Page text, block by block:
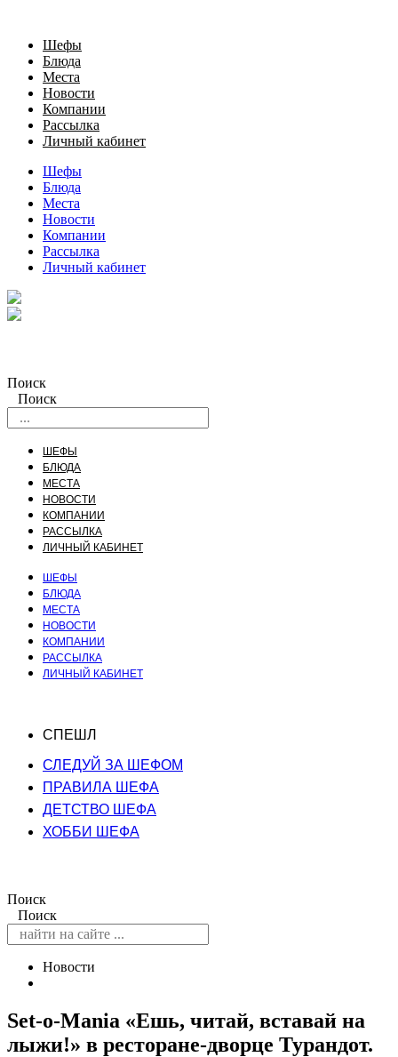
Шефы
Блюда
Места
Новости
Компании
Рассылка
Личный кабинет
Шефы
Блюда
Места
Новости
Компании
Рассылка
Личный кабинет
Поиск
Поиск
ШЕФЫ
БЛЮДА
МЕСТА
НОВОСТИ
КОМПАНИИ
РАССЫЛКА
ЛИЧНЫЙ КАБИНЕТ
ШЕФЫ
БЛЮДА
МЕСТА
НОВОСТИ
КОМПАНИИ
РАССЫЛКА
ЛИЧНЫЙ КАБИНЕТ
СПЕШЛ
СЛЕДУЙ ЗА ШЕФОМ
ПРАВИЛА ШЕФА
ДЕТСТВО ШЕФА
ХОББИ ШЕФА
Поиск
Поиск
Новости
Set-o-Mania «Ешь, читай, вставай на
лыжи!» в ресторане-дворце Турандот.